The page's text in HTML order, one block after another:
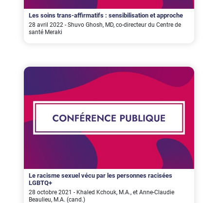
Les soins trans-affirmatifs : sensibilisation et approche
28 avril 2022 - Shuvo Ghosh, MD, co-directeur du Centre de
santé Meraki
Le racisme sexuel vécu par les personnes racisées
LGBTQ+
28 octobre 2021 - Khaled Kchouk, M.A., et Anne-Claudie
Beaulieu, M.A. (cand.)